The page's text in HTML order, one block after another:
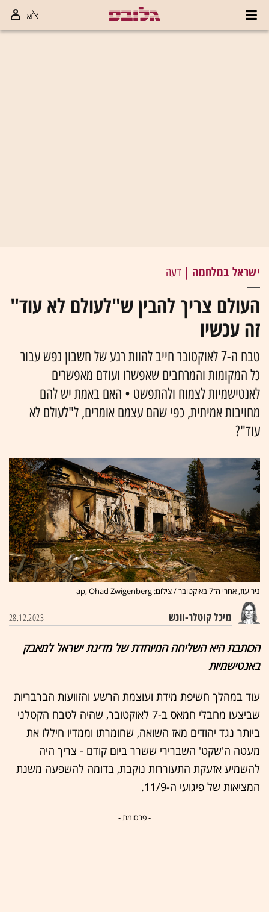
ישראל במלחמה | דעה
העולם צריך להבין ש"לעולם לא עוד"
זה עכשיו
טבח ה-7 לאוקטובר חייב להוות רגע של חשבון נפש עבור
כל המקומות והמרחבים שאפשרו ועודם מאפשרים
לאנטישמיות לצמוח ולהתפשט • האם באמת יש להם
מחויבות אמיתית, כפי שהם עצמם אומרים, ל"לעולם לא
עוד"?
ניר עוז, אחרי ה־7 באוקטובר / צילום: ap, Ohad Zwigenberg
מיכל קוטלר-וונש 28.12.2023
הכותבת היא השליחה המיוחדת של מדינת ישראל למאבק
באנטישמיות
עוד במהלך חשיפת מידת ועוצמת הרשע והזוועות הברבריות
שביצעו מחבלי חמאס ב-7 לאוקטובר, שהיה לטבח הקטלני
ביותר נגד יהודים מאז השואה, שחומרתו וממדיו חיללו את
מעטה ה'שקט' השברירי ששרר ביום קודם - צריך היה
להשמיע אזעקת התעוררות נוקבת, בדומה להשפעה משנת
המציאות של פיגועי ה-11/9.
- פרסומת -